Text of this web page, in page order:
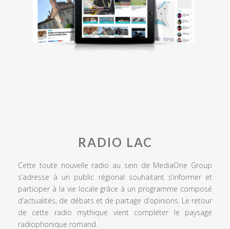
RADIO LAC
Cette toute nouvelle radio au sein de MediaOne Group
s’adresse à un public régional souhaitant s’informer et
participer à la vie locale grâce à un programme composé
d’actualités, de débats et de partage d’opinions. Le retour
de cette radio mythique vient compléter le paysage
radiophonique romand.